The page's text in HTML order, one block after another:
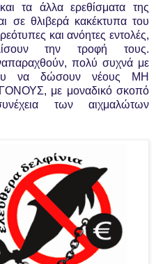
τα άλλα ερεθίσματα της
σε θλιβερά κακέκτυπα του
και ανόητες εντολές,
την τροφή τους.
πολύ συχνά με
να δώσουν νέους ΜΗ
με μοναδικό σκοπό
των αιχμαλώτων